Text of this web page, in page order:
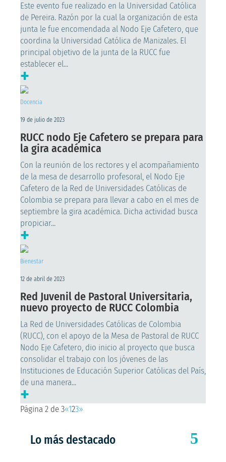
Este evento fue realizado en la Universidad Católica
de Pereira. Razón por la cual la organización de esta
junta le fue encomendada al Nodo Eje Cafetero, que
coordina la Universidad Católica de Manizales. El
principal objetivo de la junta de la RUCC fue
establecer el...
+
Docencia
19 de julio de 2023
RUCC nodo Eje Cafetero se prepara para
la gira académica
Con la reunión de los rectores y el acompañamiento
de la mesa de desarrollo profesoral, el Nodo Eje
Cafetero de la Red de Universidades Católicas de
Colombia se prepara para llevar a cabo en el mes de
septiembre la gira académica. Dicha actividad busca
propiciar...
+
Bienestar
12 de abril de 2023
Red Juvenil de Pastoral Universitaria,
nuevo proyecto de RUCC Colombia
La Red de Universidades Católicas de Colombia
(RUCC), con el apoyo de la Mesa de Pastoral de RUCC
Nodo Eje Cafetero, dio inicio al proyecto que busca
consolidar el trabajo con los jóvenes de las
Instituciones de Educación Superior Católicas del País,
de una manera...
+
Página 2 de 3«123»
Lo más destacado